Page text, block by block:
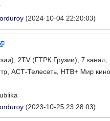
(2024-10-04 22:20:03)
2TV (ГТРК Грузии), 7
АСТ-Телесеть, НТВ+ Мир
(2023-10-25 23:28:03)